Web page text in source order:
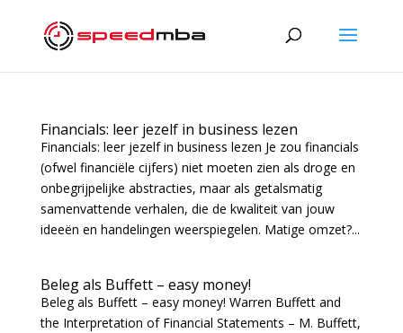
Financials: leer jezelf in business lezen
Financials: leer jezelf in business lezen Je zou financials
(ofwel financiële cijfers) niet moeten zien als droge en
onbegrijpelijke abstracties, maar als getalsmatig
samenvattende verhalen, die de kwaliteit van jouw
ideeën en handelingen weerspiegelen. Matige omzet?...
Beleg als Buffett – easy money!
Beleg als Buffett – easy money! Warren Buffett and
the Interpretation of Financial Statements – M. Buffett,